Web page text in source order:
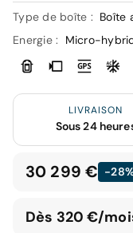
Type de boîte : Boîte
Energie :
Micro-
LIVRAISON
Sous 24
30 299 € -
Dès 320 €/